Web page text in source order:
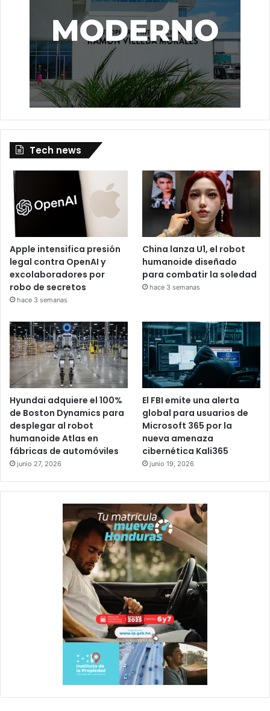
Tech news
Apple intensifica presión
legal contra OpenAI y
excolaboradores por
robo de secretos
hace 3 semanas
China lanza U1, el robot
humanoide diseñado
para combatir la soledad
hace 3 semanas
Hyundai adquiere el 100%
de Boston Dynamics para
desplegar al robot
humanoide Atlas en
fábricas de automóviles
junio 27, 2026
El FBI emite una alerta
global para usuarios de
Microsoft 365 por la
nueva amenaza
cibernética Kali365
junio 19, 2026